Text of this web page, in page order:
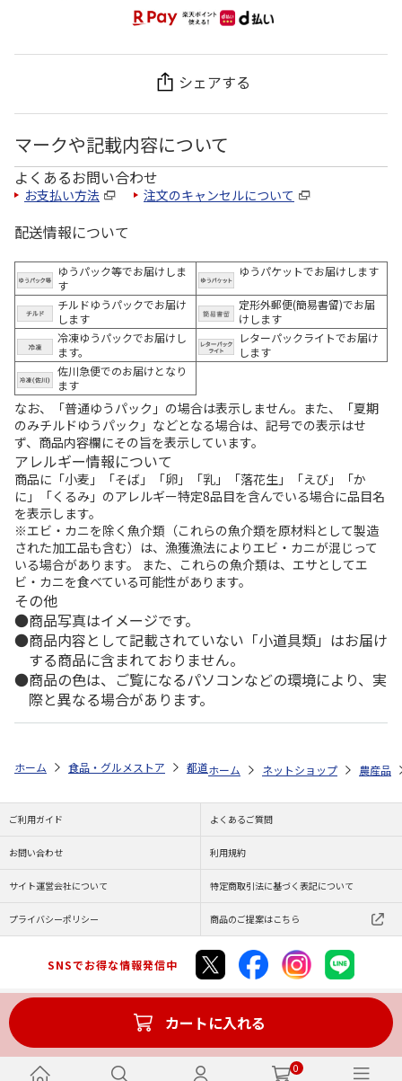
0
シェアする
マークや記載内容について
よくあるお問い合わせ
お支払い方法 注文のキャンセルについて
配送情報について
ゆうパック等でお届けしま
す
ゆうパケットでお届けします
チルドゆうパックでお届け
します
定形外郵便(簡易書留)でお届
けします
冷凍ゆうパックでお届けし
ます。
レターパックライトでお届け
します
佐川急便でのお届けとなり
ます
なお、「普通ゆうパック」の場合は表示しません。また、「夏期
のみチルドゆうパック」などとなる場合は、記号での表示はせ
ず、商品内容欄にその旨を表示しています。
アレルギー情報について
商品に「小麦」「そば」「卵」「乳」「落花生」「えび」「か
に」「くるみ」のアレルギー特定8品目を含んでいる場合に品目名
を表示します。
※エビ・カニを除く魚介類（これらの魚介類を原材料として製造
された加工品も含む）は、漁獲漁法によりエビ・カニが混じって
いる場合があります。 また、これらの魚介類は、エサとしてエ
ビ・カニを食べている可能性があります。
その他
商品写真はイメージです。
商品内容として記載されていない「小道具類」はお届け
する商品に含まれておりません。
商品の色は、ご覧になるパソコンなどの環境により、実
際と異なる場合があります。
カートに入れる
ホーム 食品・グルメストア 都道府県から探す 宮崎県 宮崎県西
ホーム ネットショップ 農産品
ご利用ガイド よくあるご質問
お問い合わせ 利用規約
サイト運営会社について 特定商取引法に基づく表記について
プライバシーポリシー 商品のご提案はこちら
SNSでお得な情報発信中
Copyright (C) JAPAN POST Co.,Ltd. All Rights Reserved.